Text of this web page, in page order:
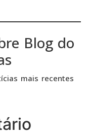
Blog do
mais recentes